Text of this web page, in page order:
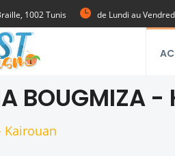
1002 Tunis de Lundi au
BOUGMIZA -
Kairouan